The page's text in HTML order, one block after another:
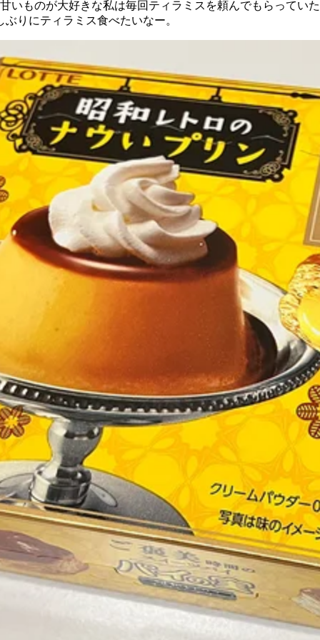
いものが大好きな私は毎回ティラミスを頼んでもらってい
りにティラミス食べたいなー。